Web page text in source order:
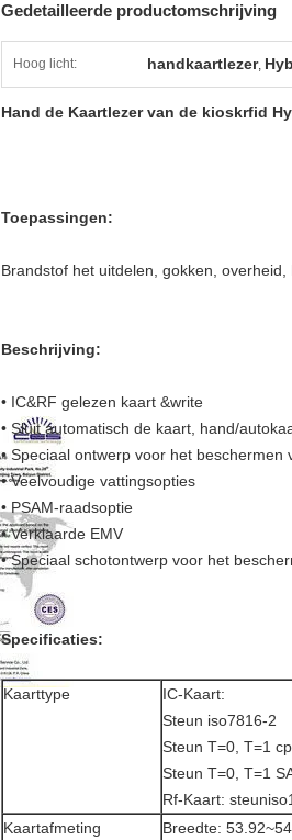
Gedetailleerde productomschrijving
Hoog licht: handkaartlezer,
Hand de Kaartlezer van de kioskrfid
Toepassingen:
Brandstof het uitdelen, gokken,
Beschrijving:
• IC&RF gelezen kaart &write
• Sluit automatisch de kaart, hand/
• Speciaal ontwerp voor het
• Veelvoudige vattingsopties
• PSAM-raadsoptie
• Verklaarde EMV
• Speciaal schotontwerp voor het
Specificaties:
Kaarttype
IC-Kaart:
Steun iso7816-2
Steun T=0, T=1
Steun T=0, T=1
Rf-Kaart:
Kaartafmeting
Breedte: